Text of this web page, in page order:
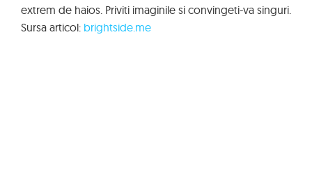
extrem de haios. Priviti imaginile si convingeti-va singuri.
Sursa articol: brightside.me